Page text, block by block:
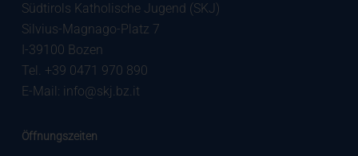
Südtirols Katholische Jugend (SKJ)
Silvius-Magnago-Platz 7
I-39100 Bozen
Tel. +39 0471 970 890
E-Mail: info@skj.bz.it
Öffnungszeiten